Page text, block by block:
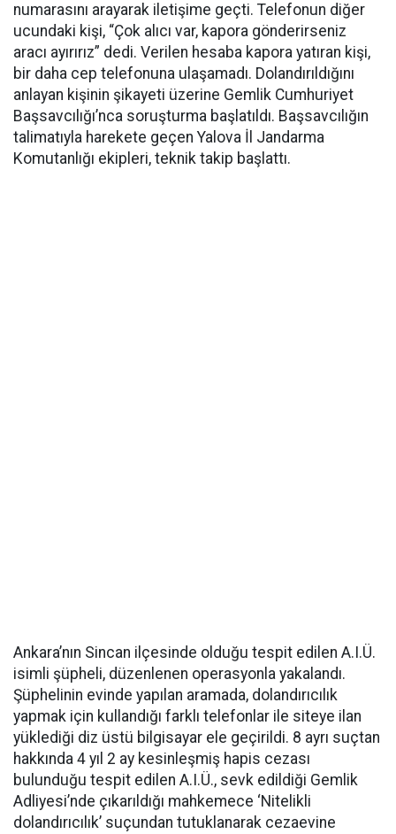
numarasını arayarak iletişime geçti. Telefonun diğer
ucundaki kişi, “Çok alıcı var, kapora gönderirseniz
aracı ayırırız” dedi. Verilen hesaba kapora yatıran kişi,
bir daha cep telefonuna ulaşamadı. Dolandırıldığını
anlayan kişinin şikayeti üzerine Gemlik Cumhuriyet
Başsavcılığı’nca soruşturma başlatıldı. Başsavcılığın
talimatıyla harekete geçen Yalova İl Jandarma
Komutanlığı ekipleri, teknik takip başlattı.
Ankara’nın Sincan ilçesinde olduğu tespit edilen A.I.Ü.
isimli şüpheli, düzenlenen operasyonla yakalandı.
Şüphelinin evinde yapılan aramada, dolandırıcılık
yapmak için kullandığı farklı telefonlar ile siteye ilan
yüklediği diz üstü bilgisayar ele geçirildi. 8 ayrı suçtan
hakkında 4 yıl 2 ay kesinleşmiş hapis cezası
bulunduğu tespit edilen A.I.Ü., sevk edildiği Gemlik
Adliyesi’nde çıkarıldığı mahkemece ‘Nitelikli
dolandırıcılık’ suçundan tutuklanarak cezaevine